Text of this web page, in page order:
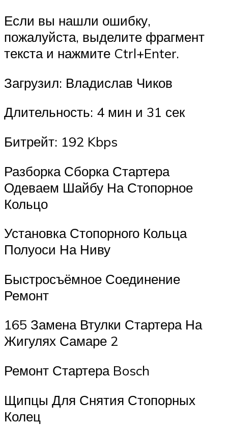
Если вы нашли ошибку,
пожалуйста, выделите фрагмент
текста и нажмите Ctrl+Enter.
Загрузил: Владислав Чиков
Длительность: 4 мин и 31 сек
Битрейт: 192 Kbps
Разборка Сборка Стартера
Одеваем Шайбу На Стопорное
Кольцо
Установка Стопорного Кольца
Полуоси На Ниву
Быстросъёмное Соединение
Ремонт
165 Замена Втулки Стартера На
Жигулях Самаре 2
Ремонт Стартера Bosch
Щипцы Для Снятия Стопорных
Колец